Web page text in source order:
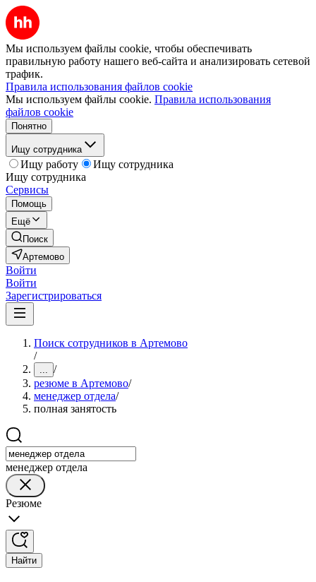
Мы используем файлы cookie, чтобы обеспечивать
правильную работу нашего веб-сайта и анализировать сетевой
трафик.
Правила использования файлов cookie
Мы используем файлы cookie. Правила использования
файлов cookie
Понятно
Ищу сотрудника
Ищу работу
Ищу сотрудника
Ищу сотрудника
Сервисы
Помощь
Ещё
Поиск
Артемово
Войти
Войти
Зарегистрироваться
Поиск сотрудников в Артемово
/
... /
резюме в Артемово/
менеджер отдела/
полная занятость
менеджер отдела
Резюме
Найти